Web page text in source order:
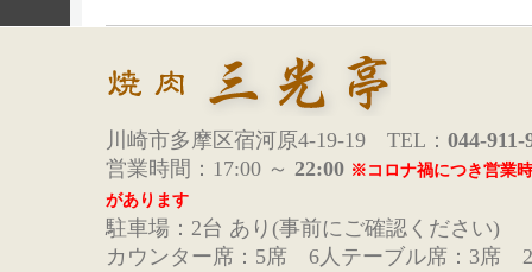
川崎市多摩区宿河原4-19-19 TEL： 044-911-
営業時間：17:00 ～ 22:00 ※コロナ禍につき営業
があります
駐車場：2台 あり(事前にご確認ください)
カウンター席：5席 6人テーブル席：3席